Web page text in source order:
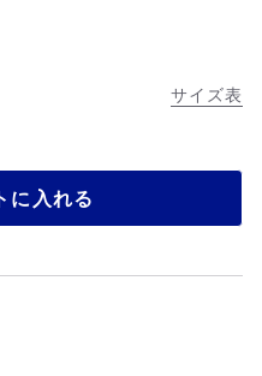
サイズ表
に入れる